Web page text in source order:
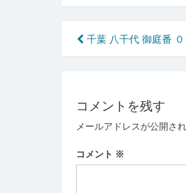
投
稿
ビ
ゲ
ー
千葉 八千代 御庭番
コメントを残す
メールアドレスが公開さ
コメント ※